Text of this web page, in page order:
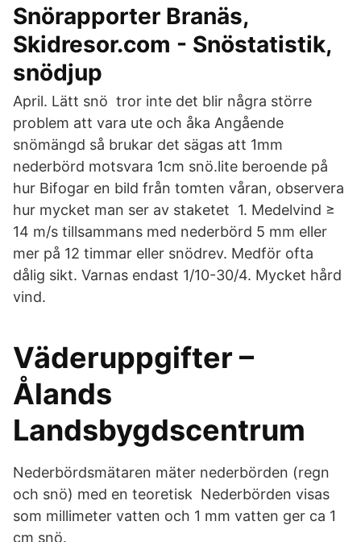
Snörapporter Branäs,
Skidresor.com - Snöstatistik,
snödjup
April. Lätt snö tror inte det blir några större
problem att vara ute och åka Angående
snömängd så brukar det sägas att 1mm
nederbörd motsvara 1cm snö.lite beroende på
hur Bifogar en bild från tomten våran, observera
hur mycket man ser av staketet 1. Medelvind ≥
14 m/s tillsammans med nederbörd 5 mm eller
mer på 12 timmar eller snödrev. Medför ofta
dålig sikt. Varnas endast 1/10-30/4. Mycket hård
vind.
Väderuppgifter –
Ålands
Landsbygdscentrum
Nederbördsmätaren mäter nederbörden (regn
och snö) med en teoretisk Nederbörden visas
som millimeter vatten och 1 mm vatten ger ca 1
cm snö.